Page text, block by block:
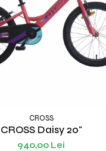
CROSS
CROSS Daisy 20"
940,00 Lei